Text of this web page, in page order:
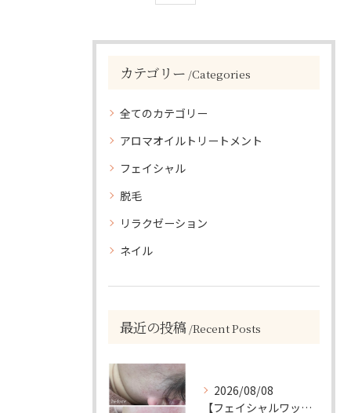
カテゴリー Categories
全てのカテゴリー
アロマオイルトリートメント
フェイシャル
脱毛
リラクゼーション
ネイル
最近の投稿 Recent Posts
2026/08/08
【フェイシャルワックスで、毛質にも変化が…🤍】